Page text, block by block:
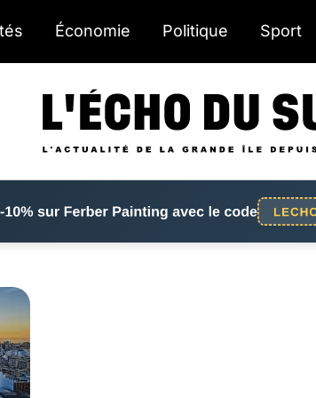
Économie Politique Sport